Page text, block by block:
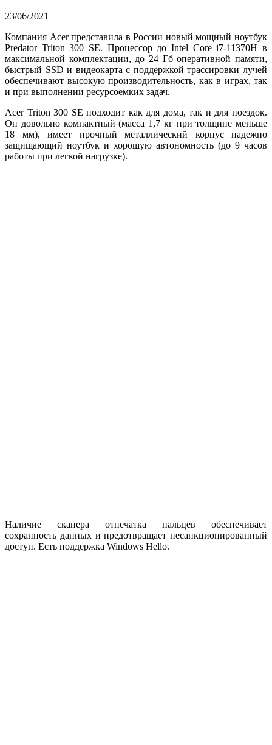
23/06/2021
Компания Acer представила в России новый мощный ноутбук
Predator Triton 300 SE. Процессор до Intel Core i7-11370H в
максимальной комплектации, до 24 Гб оперативной памяти,
быстрый SSD и видеокарта с поддержкой трассировки лучей
обеспечивают высокую производительность, как в играх, так
и при выполнении ресурсоемких задач.
Acer Triton 300 SE подходит как для дома, так и для поездок.
Он довольно компактный (масса 1,7 кг при толщине меньше
18 мм), имеет прочный металлический корпус надежно
защищающий ноутбук и хорошую автономность (до 9 часов
работы при легкой нагрузке).
Наличие сканера отпечатка пальцев обеспечивает
сохранность данных и предотвращает несанкционированный
доступ. Есть поддержка Windows Hello.